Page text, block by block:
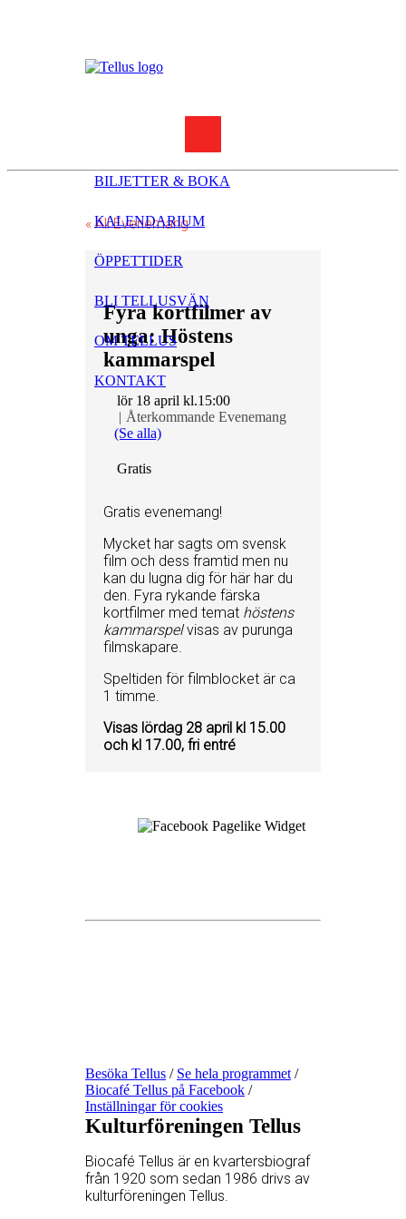
BILJETTER & BOKA
KALENDARIUM
ÖPPETTIDER
BLI TELLUSVÄN
OM TELLUS
KONTAKT
« All Evenemang
Fyra kortfilmer av
unga: Höstens
kammarspel
lör 18 april kl.15:00
| Återkommande Evenemang
(Se alla)
Gratis
Gratis evenemang!
Mycket har sagts om svensk
film och dess framtid men nu
kan du lugna dig för här har du
den. Fyra rykande färska
kortfilmer med temat höstens
kammarspelvisas av purunga
filmskapare.
Speltiden för filmblocket är ca
1 timme.
Visas lördag 28 april kl 15.00
och kl 17.00, fri entré
Besöka Tellus / Se hela programmet /
Biocafé Tellus på Facebook /
Inställningar för cookies
Kulturföreningen Tellus
Biocafé Tellus är en kvartersbiograf
från 1920 som sedan 1986 drivs av
kulturföreningen Tellus.